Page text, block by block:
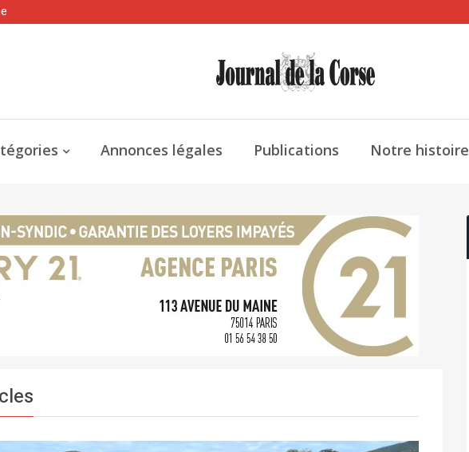
Annonces légales Publications Notre histoire